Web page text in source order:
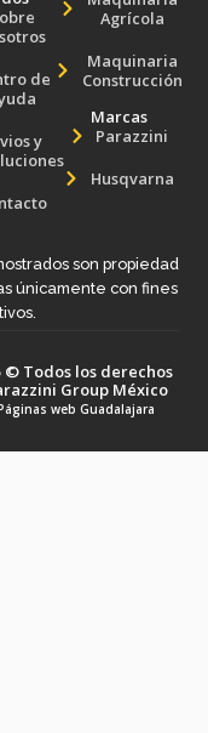
de
y
Agrícola
Maquinaria
Construcción
Marcas
Parazzini
Husqvarna
son propiedad
únicamente con fines
© Todos los derechos
Group México
web Guadalajara